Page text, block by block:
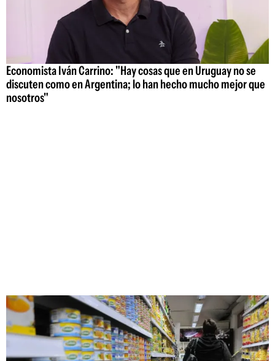
Economista Iván Carrino: "Hay cosas que en Uruguay no se
discuten como en Argentina; lo han hecho mucho mejor que
nosotros"